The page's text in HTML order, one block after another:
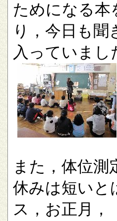
ためになる本
り，今日も聞
入っていまし
また，体位測
休みは短いと
ス，お正月，